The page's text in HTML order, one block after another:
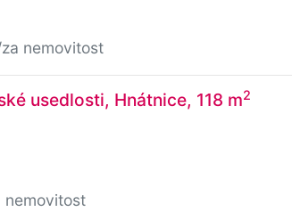
nemovitost
usedlosti, Hnátnice, 118 m2
nemovitost